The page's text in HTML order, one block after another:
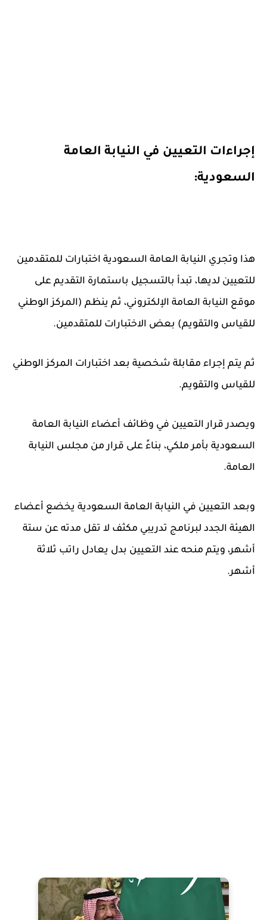
إجراءات التعيين في النيابة العامة
السعودية:
هذا وتجري النيابة العامة السعودية اختبارات للمتقدمين
للتعيين لديها، تبدأ بالتسجيل باستمارة التقديم على
موقع النيابة العامة الإلكتروني، ثم ينظم (المركز الوطني
للقياس والتقويم) بعض الاختبارات للمتقدمين.
ثم يتم إجراء مقابلة شخصية بعد اختبارات المركز الوطني
للقياس والتقويم.
ويصدر قرار التعيين في وظائف أعضاء النيابة العامة
السعودية بأمر ملكي، بناءً على قرار من مجلس النيابة
العامة.
وبعد التعيين في النيابة العامة السعودية يخضع أعضاء
الهيئة الجدد لبرنامج تدريبي مكثف لا تقل مدته عن ستة
أشهر، ويتم منحه عند التعيين بدل يعادل راتب ثلاثة
أشهر.